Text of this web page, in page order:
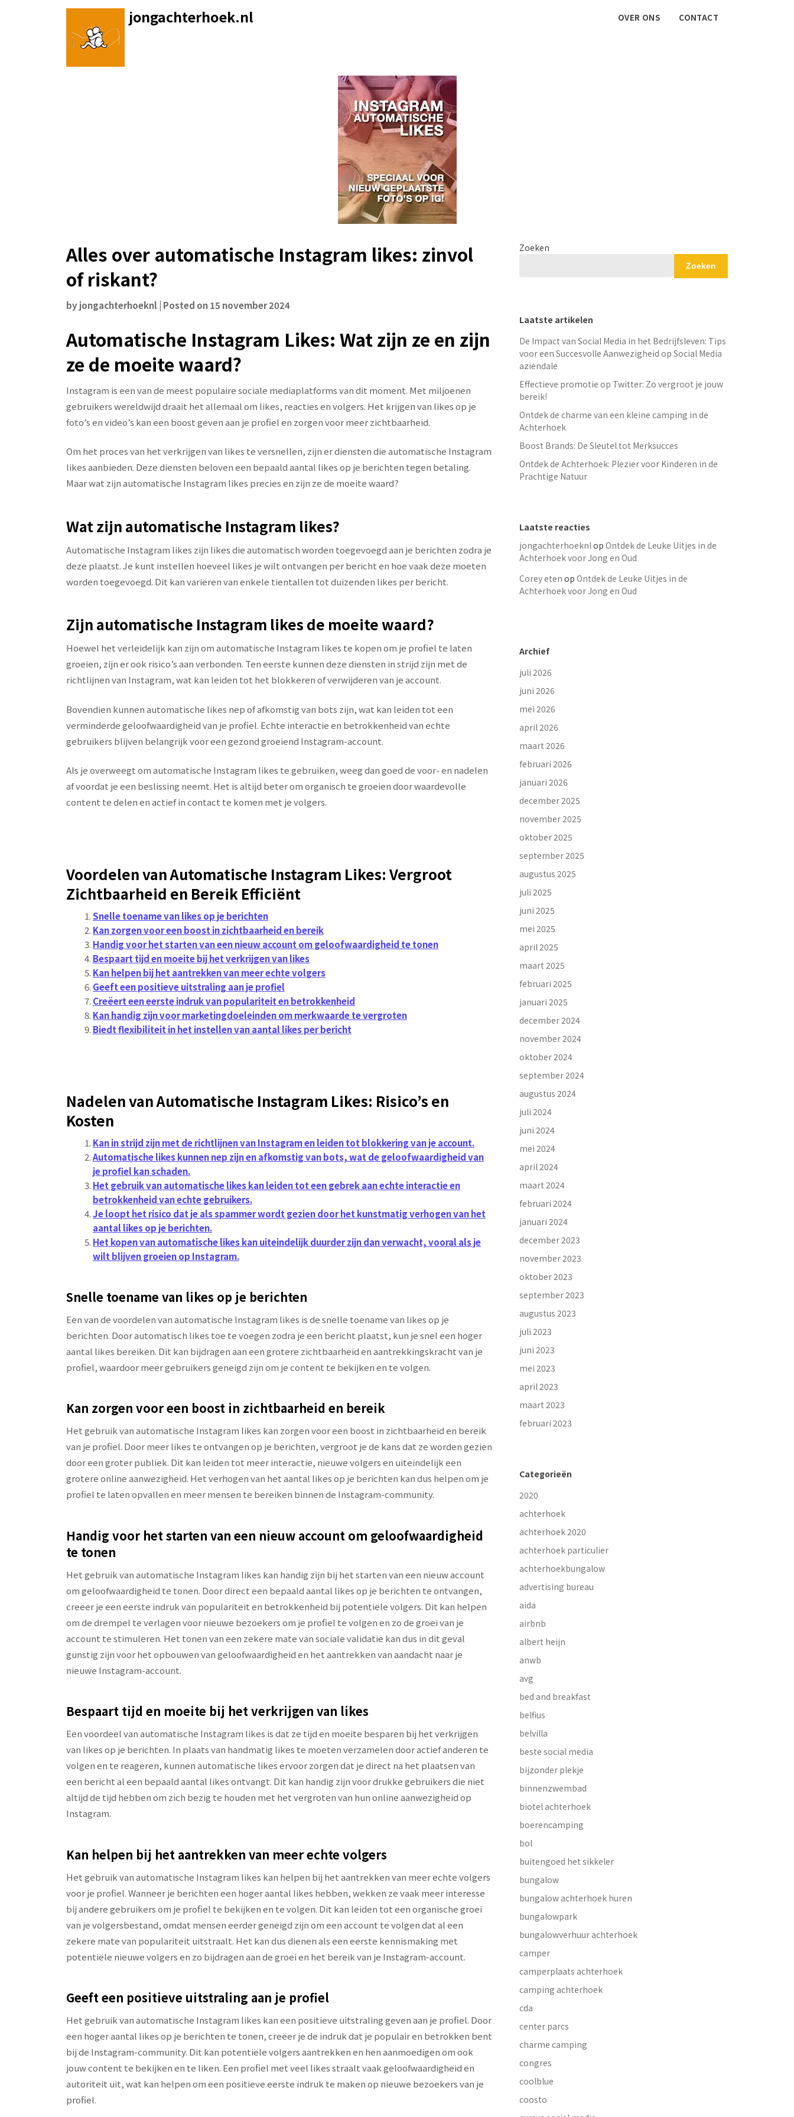
jongachterhoek.nl OVER ONS CONTACT
Alles over automatische Instagram likes: zinvol
of riskant?
byjongachterhoeknl Posted on15 november 2024
Automatische Instagram Likes: Wat zijn ze en zijn
ze de moeite waard?
Instagram is een van de meest populaire sociale mediaplatforms van dit moment. Met miljoenen
gebruikers wereldwijd draait het allemaal om likes, reacties en volgers. Het krijgen van likes op je
foto’s en video’s kan een boost geven aan je profiel en zorgen voor meer zichtbaarheid.
Om het proces van het verkrijgen van likes te versnellen, zijn er diensten die automatische Instagram
likes aanbieden. Deze diensten beloven een bepaald aantal likes op je berichten tegen betaling.
Maar wat zijn automatische Instagram likes precies en zijn ze de moeite waard?
Wat zijn automatische Instagram likes?
Automatische Instagram likes zijn likes die automatisch worden toegevoegd aan je berichten zodra je
deze plaatst. Je kunt instellen hoeveel likes je wilt ontvangen per bericht en hoe vaak deze moeten
worden toegevoegd. Dit kan variëren van enkele tientallen tot duizenden likes per bericht.
Zijn automatische Instagram likes de moeite waard?
Hoewel het verleidelijk kan zijn om automatische Instagram likes te kopen om je profiel te laten
groeien, zijn er ook risico’s aan verbonden. Ten eerste kunnen deze diensten in strijd zijn met de
richtlijnen van Instagram, wat kan leiden tot het blokkeren of verwijderen van je account.
Bovendien kunnen automatische likes nep of afkomstig van bots zijn, wat kan leiden tot een
verminderde geloofwaardigheid van je profiel. Echte interactie en betrokkenheid van echte
gebruikers blijven belangrijk voor een gezond groeiend Instagram-account.
Als je overweegt om automatische Instagram likes te gebruiken, weeg dan goed de voor- en nadelen
af voordat je een beslissing neemt. Het is altijd beter om organisch te groeien door waardevolle
content te delen en actief in contact te komen met je volgers.
Voordelen van Automatische Instagram Likes: Vergroot
Zichtbaarheid en Bereik Efficiënt
Snelle toename van likes op je berichten
Kan zorgen voor een boost in zichtbaarheid en bereik
Handig voor het starten van een nieuw account om geloofwaardigheid te tonen
Bespaart tijd en moeite bij het verkrijgen van likes
Kan helpen bij het aantrekken van meer echte volgers
Geeft een positieve uitstraling aan je profiel
Creëert een eerste indruk van populariteit en betrokkenheid
Kan handig zijn voor marketingdoeleinden om merkwaarde te vergroten
Biedt flexibiliteit in het instellen van aantal likes per bericht
Nadelen van Automatische Instagram Likes: Risico’s en
Kosten
Kan in strijd zijn met de richtlijnen van Instagram en leiden tot blokkering van je account.
Automatische likes kunnen nep zijn en afkomstig van bots, wat de geloofwaardigheid van
je profiel kan schaden.
Het gebruik van automatische likes kan leiden tot een gebrek aan echte interactie en
betrokkenheid van echte gebruikers.
Je loopt het risico dat je als spammer wordt gezien door het kunstmatig verhogen van het
aantal likes op je berichten.
Het kopen van automatische likes kan uiteindelijk duurder zijn dan verwacht, vooral als je
wilt blijven groeien op Instagram.
Snelle toename van likes op je berichten
Een van de voordelen van automatische Instagram likes is de snelle toename van likes op je
berichten. Door automatisch likes toe te voegen zodra je een bericht plaatst, kun je snel een hoger
aantal likes bereiken. Dit kan bijdragen aan een grotere zichtbaarheid en aantrekkingskracht van je
profiel, waardoor meer gebruikers geneigd zijn om je content te bekijken en te volgen.
Kan zorgen voor een boost in zichtbaarheid en bereik
Het gebruik van automatische Instagram likes kan zorgen voor een boost in zichtbaarheid en bereik
van je profiel. Door meer likes te ontvangen op je berichten, vergroot je de kans dat ze worden gezien
door een groter publiek. Dit kan leiden tot meer interactie, nieuwe volgers en uiteindelijk een
grotere online aanwezigheid. Het verhogen van het aantal likes op je berichten kan dus helpen om je
profiel te laten opvallen en meer mensen te bereiken binnen de Instagram-community.
Handig voor het starten van een nieuw account om geloofwaardigheid
te tonen
Het gebruik van automatische Instagram likes kan handig zijn bij het starten van een nieuw account
om geloofwaardigheid te tonen. Door direct een bepaald aantal likes op je berichten te ontvangen,
creëer je een eerste indruk van populariteit en betrokkenheid bij potentiële volgers. Dit kan helpen
om de drempel te verlagen voor nieuwe bezoekers om je profiel te volgen en zo de groei van je
account te stimuleren. Het tonen van een zekere mate van sociale validatie kan dus in dit geval
gunstig zijn voor het opbouwen van geloofwaardigheid en het aantrekken van aandacht naar je
nieuwe Instagram-account.
Bespaart tijd en moeite bij het verkrijgen van likes
Een voordeel van automatische Instagram likes is dat ze tijd en moeite besparen bij het verkrijgen
van likes op je berichten. In plaats van handmatig likes te moeten verzamelen door actief anderen te
volgen en te reageren, kunnen automatische likes ervoor zorgen dat je direct na het plaatsen van
een bericht al een bepaald aantal likes ontvangt. Dit kan handig zijn voor drukke gebruikers die niet
altijd de tijd hebben om zich bezig te houden met het vergroten van hun online aanwezigheid op
Instagram.
Kan helpen bij het aantrekken van meer echte volgers
Het gebruik van automatische Instagram likes kan helpen bij het aantrekken van meer echte volgers
voor je profiel. Wanneer je berichten een hoger aantal likes hebben, wekken ze vaak meer interesse
bij andere gebruikers om je profiel te bekijken en te volgen. Dit kan leiden tot een organische groei
van je volgersbestand, omdat mensen eerder geneigd zijn om een account te volgen dat al een
zekere mate van populariteit uitstraalt. Het kan dus dienen als een eerste kennismaking met
potentiële nieuwe volgers en zo bijdragen aan de groei en het bereik van je Instagram-account.
Geeft een positieve uitstraling aan je profiel
Het gebruik van automatische Instagram likes kan een positieve uitstraling geven aan je profiel. Door
een hoger aantal likes op je berichten te tonen, creëer je de indruk dat je populair en betrokken bent
bij de Instagram-community. Dit kan potentiële volgers aantrekken en hen aanmoedigen om ook
jouw content te bekijken en te liken. Een profiel met veel likes straalt vaak geloofwaardigheid en
autoriteit uit, wat kan helpen om een positieve eerste indruk te maken op nieuwe bezoekers van je
profiel.
Zoeken
Zoeken
Laatste artikelen
De Impact van Social Media in het Bedrijfsleven: Tips
voor een Succesvolle Aanwezigheid op Social Media
aziendale
Effectieve promotie op Twitter: Zo vergroot je jouw
bereik!
Ontdek de charme van een kleine camping in de
Achterhoek
Boost Brands: De Sleutel tot Merksucces
Ontdek de Achterhoek: Plezier voor Kinderen in de
Prachtige Natuur
Laatste reacties
jongachterhoeknlop Ontdek de Leuke Uitjes in de
Achterhoek voor Jong en Oud
Corey eten op Ontdek de Leuke Uitjes in de
Achterhoek voor Jong en Oud
Archief
juli 2026
juni 2026
mei 2026
april 2026
maart 2026
februari 2026
januari 2026
december 2025
november 2025
oktober 2025
september 2025
augustus 2025
juli 2025
juni 2025
mei 2025
april 2025
maart 2025
februari 2025
januari 2025
december 2024
november 2024
oktober 2024
september 2024
augustus 2024
juli 2024
juni 2024
mei 2024
april 2024
maart 2024
februari 2024
januari 2024
december 2023
november 2023
oktober 2023
september 2023
augustus 2023
juli 2023
juni 2023
mei 2023
april 2023
maart 2023
februari 2023
Categorieën
2020
achterhoek
achterhoek 2020
achterhoek particulier
achterhoekbungalow
advertising bureau
aida
airbnb
albert heijn
anwb
avg
bed and breakfast
belfius
belvilla
beste social media
bijzonder plekje
binnenzwembad
biotel achterhoek
boerencamping
bol
buitengoed het sikkeler
bungalow
bungalow achterhoek huren
bungalowpark
bungalowverhuur achterhoek
camper
camperplaats achterhoek
camping achterhoek
cda
center parcs
charme camping
congres
coolblue
coosto